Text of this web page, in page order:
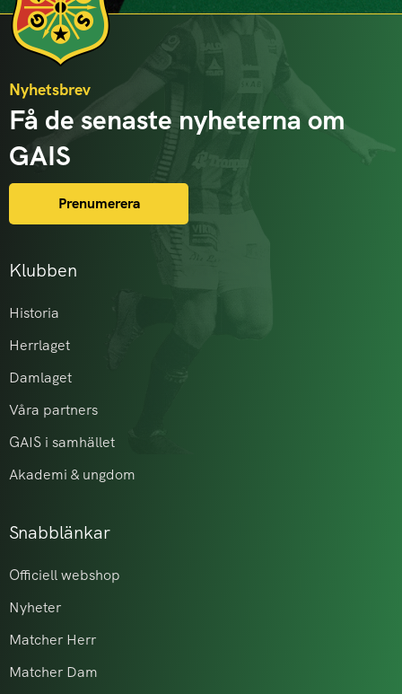
Klubben
Historia
Herrlaget
Damlaget
Våra partners
GAIS i samhället
Akademi & ungdom
Snabblänkar
Officiell webshop
Nyheter
Matcher Herr
Matcher Dam
Nyhetsbrev
Få de senaste nyheterna om
GAIS
Prenumerera